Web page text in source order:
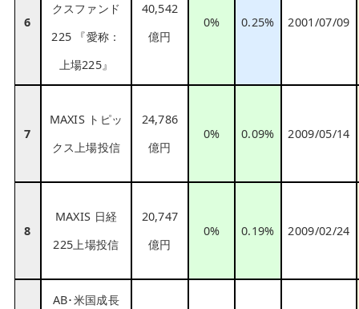
6
クスファンド
225 『愛称：
上場225』
40,542
億円
0% 0.25% 2001/07/09
7
MAXIS トピッ
クス上場投信
24,786
億円
0% 0.09% 2009/05/14
8
MAXIS 日経
225上場投信
20,747
億円
0% 0.19% 2009/02/24
AB･米国成長